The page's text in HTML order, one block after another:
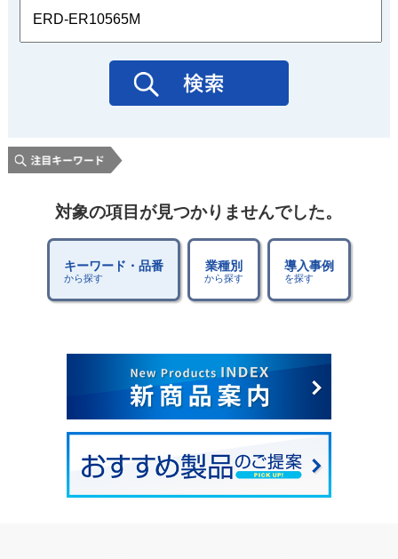
対象の項目が見つかりませんでした。
キーワード・品番
から探す
業種別
から探す
導入事例
を探す